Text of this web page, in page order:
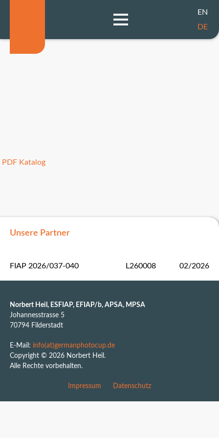
EN
DE
PDF Katalog
Unsere Partner
FIAP 2026/037-040 L260008 02/2026
Norbert Heil, ESFIAP, EFIAP/b, APSA, MPSA
Johannesstrasse 5
70794 Filderstadt
E-Mail: info(at)germanphotocup.de
Copyright © 2026 Norbert Heil.
Alle Rechte vorbehalten.
Impressum Datenschutz